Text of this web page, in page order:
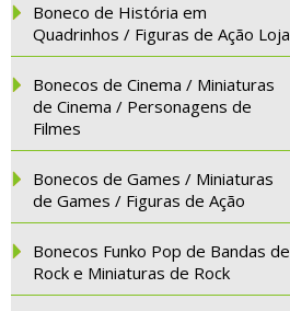
Boneco de História em
Quadrinhos / Figuras de Ação Loja
Bonecos de Cinema / Miniaturas
de Cinema / Personagens de
Filmes
Bonecos de Games / Miniaturas
de Games / Figuras de Ação
Bonecos Funko Pop de Bandas de
Rock e Miniaturas de Rock